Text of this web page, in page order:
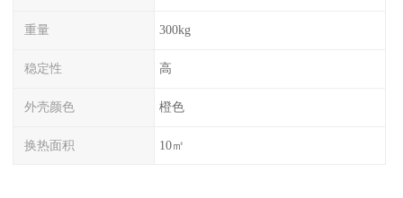
重量 300kg
稳定性 高
外壳颜色 橙色
换热面积 10㎡